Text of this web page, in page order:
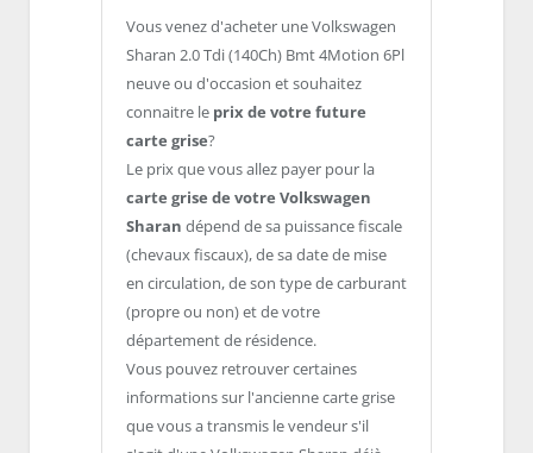
Vous venez d'acheter une Volkswagen
Sharan 2.0 Tdi (140Ch) Bmt 4Motion 6Pl
neuve ou d'occasion et souhaitez
connaitre le prix de votre future
carte grise?
Le prix que vous allez payer pour la
carte grise de votre Volkswagen
Sharan dépend de sa puissance fiscale
(chevaux fiscaux), de sa date de mise
en circulation, de son type de carburant
(propre ou non) et de votre
département de résidence.
Vous pouvez retrouver certaines
informations sur l'ancienne carte grise
que vous a transmis le vendeur s'il